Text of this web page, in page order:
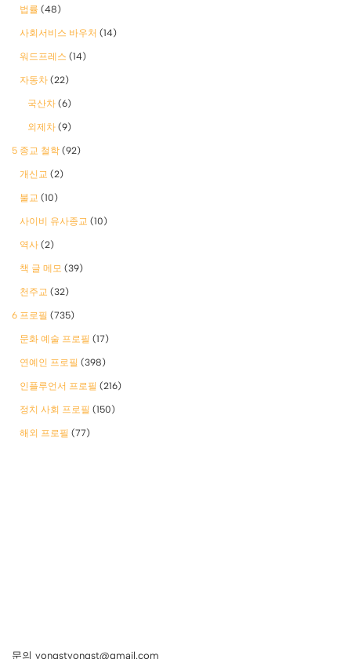
법률 (48)
사회서비스 바우처 (14)
워드프레스 (14)
자동차 (22)
국산차 (6)
외제차 (9)
5 종교 철학 (92)
개신교 (2)
불교 (10)
사이비 유사종교 (10)
역사 (2)
책 글 메모 (39)
천주교 (32)
6 프로필 (735)
문화 예술 프로필 (17)
연예인 프로필 (398)
인플루언서 프로필 (216)
정치 사회 프로필 (150)
해외 프로필 (77)
문의 yongstyongst@gmail.com